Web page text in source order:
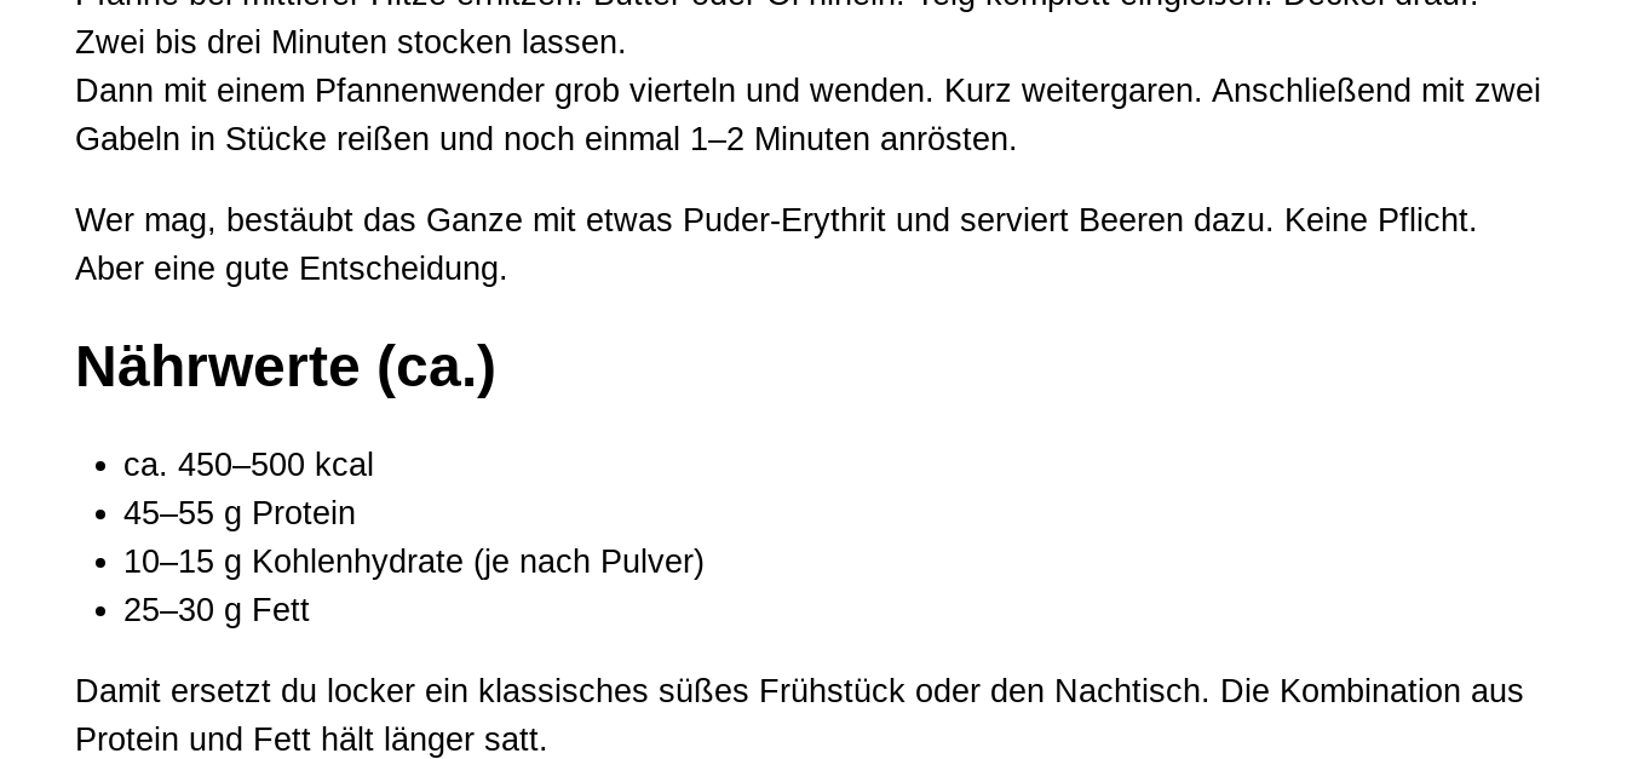
Zwei bis drei Minuten stocken lassen.
Dann mit einem Pfannenwender grob vierteln und wenden. Kurz weitergaren. Anschließend mit zwei
Gabeln in Stücke reißen und noch einmal 1–2 Minuten anrösten.
Wer mag, bestäubt das Ganze mit etwas Puder-Erythrit und serviert Beeren dazu. Keine Pflicht.
Aber eine gute Entscheidung.
Nährwerte (ca.)
ca. 450–500 kcal
45–55 g Protein
10–15 g Kohlenhydrate (je nach Pulver)
25–30 g Fett
Damit ersetzt du locker ein klassisches süßes Frühstück oder den Nachtisch. Die Kombination aus
Protein und Fett hält länger satt.